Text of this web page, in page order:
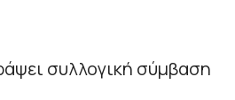
συλλογική σύμβαση